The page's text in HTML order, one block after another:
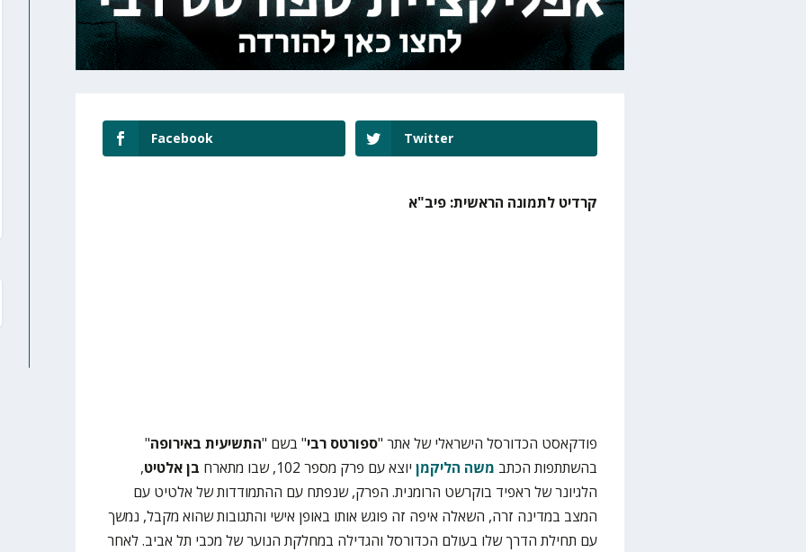
Facebook Twitter
קרדיט לתמונה הראשית: פיב"א
פודקאסט הכדורסל הישראלי של אתר "ספורטס רבי" בשם "התשיעית באירופה"
בהשתתפות הכתב משה הליקמןיוצא עם פרק מספר 102, שבו מתארח בן אלטיט,
הלגיונר של ראפיד בוקרשט הרומנית. הפרק, שנפתח עם ההתמודדות של אלטיט עם
המצב במדינה זרה, השאלה איפה זה פוגש אותו באופן אישי והתגובות שהוא מקבל, נמשך
עם תחילת הדרך שלו בעולם הכדורסל והגדילה במחלקת הנוער של מכבי תל אביב. לאחר